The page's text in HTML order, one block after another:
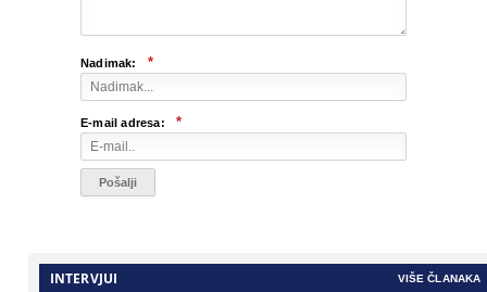
Nadimak: *
E-mail adresa: *
INTERVJUI VIŠE ČLANAKA